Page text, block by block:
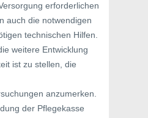
erforderlichen
auch die notwendigen
technischen Hilfen.
weitere Entwicklung
ist zu stellen, die
anzumerken.
der Pflegekasse